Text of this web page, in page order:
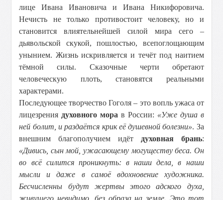
лице Ивана Ивановича и Ивана Никифоровича.
Нечисть не только противостоит человеку, но и
становится влиятельнейшей силой мира сего –
дьявольской скукой, пошлостью, всепоглощающим
унынием. Жизнь искривляется и течёт под наитием
тёмной силы. Сказочные черти обретают
человеческую плоть, становятся реальными
характерами.
Последующее творчество Гоголя – это вопль ужаса от
лицезрения духовного мора в России: «Уже душа в
ней болит, и раздаётся крик её душевной болезни». За
внешним благополучием идёт духовная брань:
«Дивись, сын мой, ужасающему могуществу беса. Он
во всё силится проникнуть: в наши дела, в наши
мысли и даже в самоё вдохновение художника.
Бесчисленны будут жертвы этого адского духа,
живущего невидимо, без образа на земле. Это тот